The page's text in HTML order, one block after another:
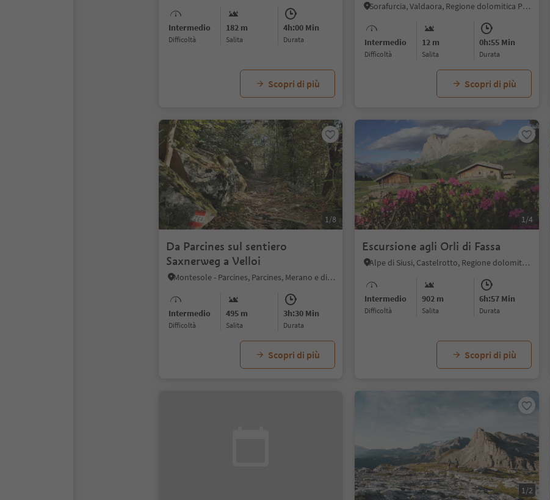
Intermedio
Difficoltà
182 m
Salita
4h:00 Min
durata
Scopri di più
Sorafurcia, Valdaora, Regione dolomitica Plan de Corones
Intermedio
Difficoltà
12 m
Salita
0h:55 Min
durata
Scopri di più
1/8
Da Parcines sul sentiero
Saxnerweg a Velloi
Montesole - Parcines, Parcines, Merano e dintorni
Intermedio
Difficoltà
495 m
Salita
3h:30 Min
durata
Scopri di più
1/4
Escursione agli Orli di Fassa
Alpe di Siusi, Castelrotto, Regione dolomitica Alpe di Siusi
Intermedio
Difficoltà
902 m
Salita
6h:57 Min
durata
Scopri di più
1/2